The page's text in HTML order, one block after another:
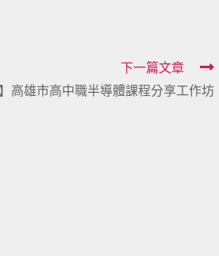
下一篇文章
】高雄市高中職半導體課程分享工作坊